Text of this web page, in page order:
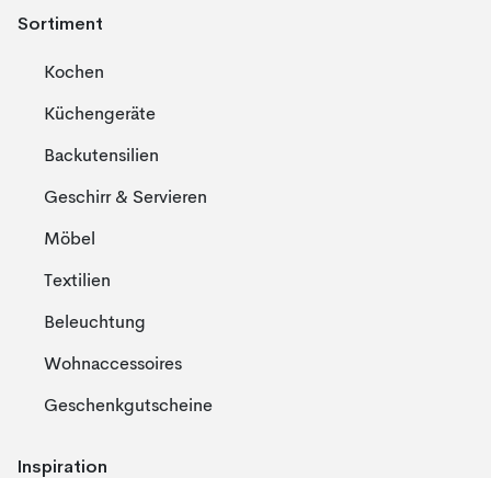
Sortiment
Kochen
Küchengeräte
Backutensilien
Geschirr & Servieren
Möbel
Textilien
Beleuchtung
Wohnaccessoires
Geschenkgutscheine
Inspiration